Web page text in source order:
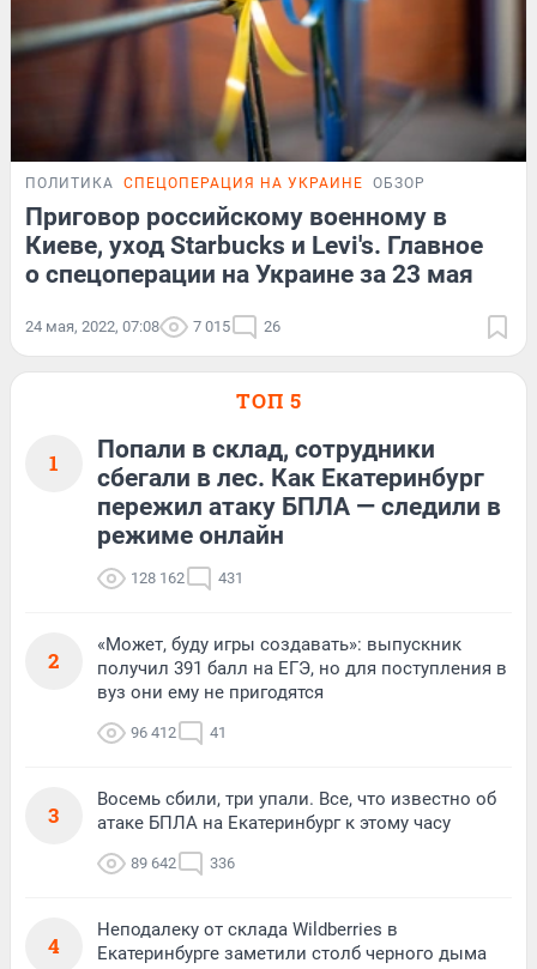
ПОЛИТИКА СПЕЦОПЕРАЦИЯ НА УКРАИНЕ ОБЗОР
Приговор российскому военному в
Киеве, уход Starbucks и Levi's. Главное
о спецоперации на Украине за 23 мая
24 мая, 2022, 07:08 7 015 26
ТОП 5
1
Попали в склад, сотрудники
сбегали в лес. Как Екатеринбург
пережил атаку БПЛА — следили в
режиме онлайн
128 162 431
2
«Может, буду игры создавать»: выпускник
получил 391 балл на ЕГЭ, но для поступления в
вуз они ему не пригодятся
96 412 41
3
Восемь сбили, три упали. Все, что известно об
атаке БПЛА на Екатеринбург к этому часу
89 642 336
4
Неподалеку от склада Wildberries в
Екатеринбурге заметили столб черного дыма